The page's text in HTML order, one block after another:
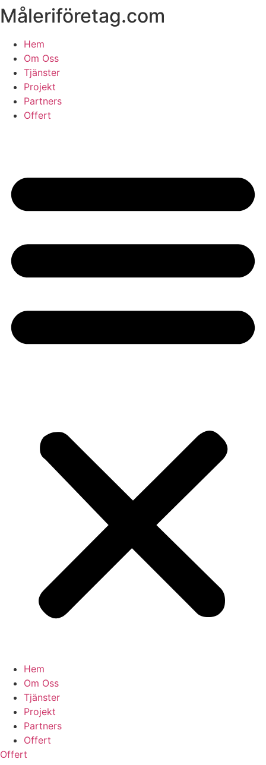
Skip
to
content
Måleriföretag.com
Hem
Om Oss
Tjänster
Projekt
Partners
Offert
Hem
Om Oss
Tjänster
Projekt
Partners
Offert
Offert